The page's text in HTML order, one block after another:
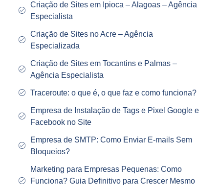
Criação de Sites em Ipioca – Alagoas – Agência
Especialista
Criação de Sites no Acre – Agência
Especializada
Criação de Sites em Tocantins e Palmas –
Agência Especialista
Traceroute: o que é, o que faz e como funciona?
Empresa de Instalação de Tags e Pixel Google e
Facebook no Site
Empresa de SMTP: Como Enviar E-mails Sem
Bloqueios?
Marketing para Empresas Pequenas: Como
Funciona? Guia Definitivo para Crescer Mesmo